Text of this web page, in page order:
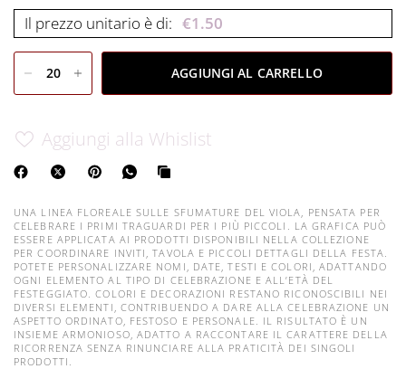
Il prezzo unitario è di: €1.50
AGGIUNGI AL CARRELLO
Aggiungi alla Whislist
UNA LINEA FLOREALE SULLE SFUMATURE DEL VIOLA, PENSATA PER
CELEBRARE I PRIMI TRAGUARDI PER I PIÙ PICCOLI. LA GRAFICA PUÒ
ESSERE APPLICATA AI PRODOTTI DISPONIBILI NELLA COLLEZIONE
PER COORDINARE INVITI, TAVOLA E PICCOLI DETTAGLI DELLA FESTA.
POTETE PERSONALIZZARE NOMI, DATE, TESTI E COLORI, ADATTANDO
OGNI ELEMENTO AL TIPO DI CELEBRAZIONE E ALL’ETÀ DEL
FESTEGGIATO. COLORI E DECORAZIONI RESTANO RICONOSCIBILI NEI
DIVERSI ELEMENTI, CONTRIBUENDO A DARE ALLA CELEBRAZIONE UN
ASPETTO ORDINATO, FESTOSO E PERSONALE. IL RISULTATO È UN
INSIEME ARMONIOSO, ADATTO A RACCONTARE IL CARATTERE DELLA
RICORRENZA SENZA RINUNCIARE ALLA PRATICITÀ DEI SINGOLI
PRODOTTI.